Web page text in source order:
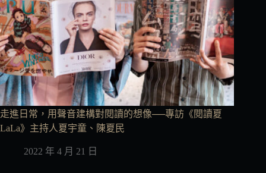
走進日常，用聲音建構對閱讀的想像──專訪《閱讀夏
LaLa》主持人夏宇童、陳夏民
2022 年 4 月 21 日